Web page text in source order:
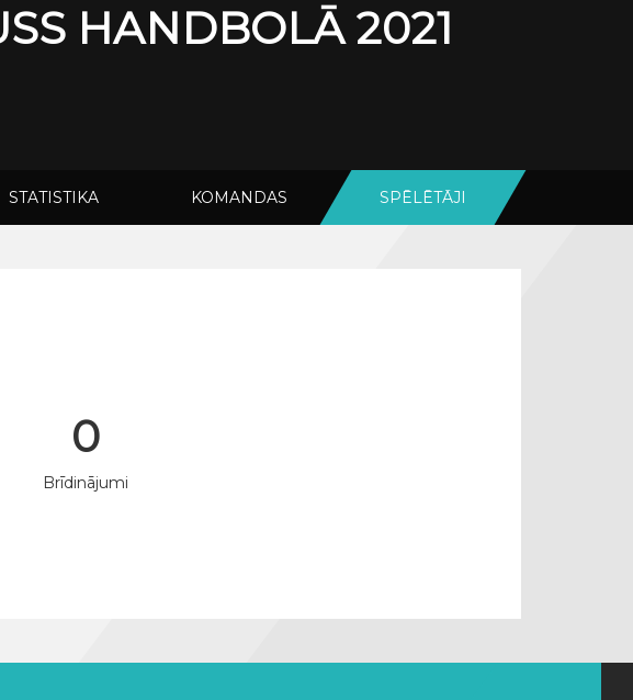
HANDBOLĀ 2021
STATISTIKA KOMANDAS SPĒLĒTĀJI
0
Brīdinājumi